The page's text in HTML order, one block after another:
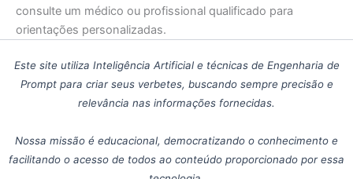
consulte um médico ou profissional qualificado para
orientações personalizadas.
Este site utiliza Inteligência Artificial e técnicas de Engenharia de
Prompt para criar seus verbetes, buscando sempre precisão e
relevância nas informações fornecidas.
Nossa missão é educacional, democratizando o conhecimento e
facilitando o acesso de todos ao conteúdo proporcionado por essa